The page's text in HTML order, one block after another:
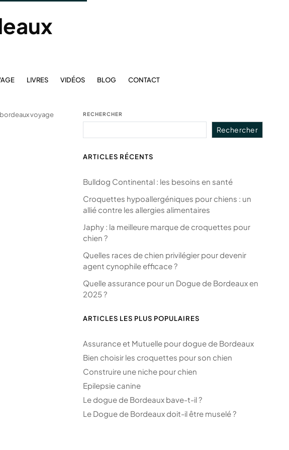
LIVRES VIDÉOS BLOG CONTACT
voyage RECHERCHER
Rechercher
ARTICLES RÉCENTS
Bulldog Continental : les besoins en santé
Croquettes hypoallergéniques pour chiens : un
allié contre les allergies alimentaires
Japhy : la meilleure marque de croquettes pour
chien ?
Quelles races de chien privilégier pour devenir
agent cynophile efficace ?
Quelle assurance pour un Dogue de Bordeaux en
2025 ?
ARTICLES LES PLUS POPULAIRES
Assurance et Mutuelle pour dogue de Bordeaux
Bien choisir les croquettes pour son chien
Construire une niche pour chien
Epilepsie canine
Le dogue de Bordeaux bave-t-il ?
Le Dogue de Bordeaux doit-il être muselé ?